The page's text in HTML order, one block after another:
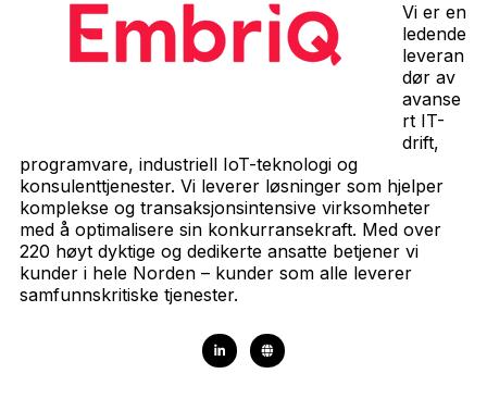
Vi er en
ledende
leveran
dør av
avanse
rt IT-
drift,
programvare, industriell IoT-teknologi og
konsulenttjenester. Vi leverer løsninger som hjelper
komplekse og transaksjonsintensive virksomheter
med å optimalisere sin konkurransekraft. Med over
220 høyt dyktige og dedikerte ansatte betjener vi
kunder i hele Norden – kunder som alle leverer
samfunnskritiske tjenester.